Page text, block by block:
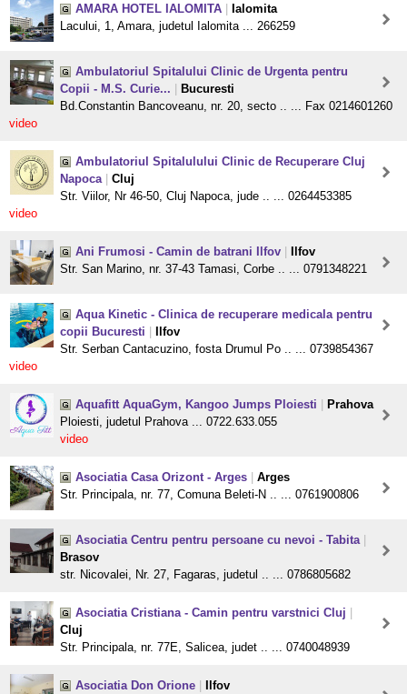
AMARA HOTEL IALOMITA
Ialomita
Lacului, 1, Amara, judetul Ialomita ... 266259
Ambulatoriul Spitalului Clinic de Urgenta pentru
Copii - M.S. Curie...
Bucuresti
Bd.Constantin Bancoveanu, nr. 20, secto .. ... Fax 0214601260
video
Ambulatoriul Spitalulului Clinic de Recuperare Cluj
Napoca
Cluj
Str. Viilor, Nr 46-50, Cluj Napoca, jude .. ... 0264453385
video
Ani Frumosi - Camin de batrani Ilfov
Ilfov
Str. San Marino, nr. 37-43 Tamasi, Corbe .. ... 0791348221
Aqua Kinetic - Clinica de recuperare medicala pentru
copii Bucuresti
Ilfov
Str. Serban Cantacuzino, fosta Drumul Po .. ... 0739854367
video
Aquafitt AquaGym, Kangoo Jumps Ploiesti
Prahova
Ploiesti, judetul Prahova ... 0722.633.055
video
Asociatia Casa Orizont - Arges
Arges
Str. Principala, nr. 77, Comuna Beleti-N .. ... 0761900806
Asociatia Centru pentru persoane cu nevoi - Tabita
Brasov
str. Nicovalei, Nr. 27, Fagaras, judetul .. ... 0786805682
Asociatia Cristiana - Camin pentru varstnici Cluj
Cluj
Str. Principala, nr. 77E, Salicea, judet .. ... 0740048939
Asociatia Don Orione
Ilfov